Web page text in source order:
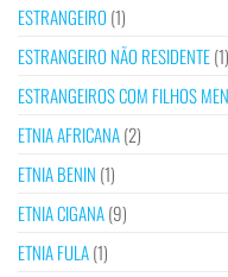
ESTRANGEIRO (1)
ESTRANGEIRO NÃO RESIDENTE(1)
ESTRANGEIROS COM FILHOS
ETNIA AFRICANA(2)
ETNIA BENIN (1)
ETNIA CIGANA(9)
ETNIA FULA(1)